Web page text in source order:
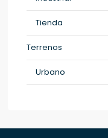
Tienda
Terrenos
Urbano